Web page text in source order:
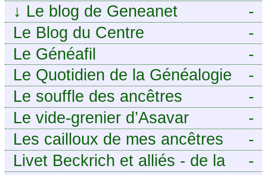
-
↓ Le blog de Geneanet
-
Le Blog du Centre
Généalogique de Touraine -
-
Le Généafil
-
Le Quotidien de la Généalogie
-
Le souffle des ancêtres
-
Le vide-grenier d’Asavar
-
Les cailloux de mes ancêtres
-
Livet Beckrich et alliés - de la